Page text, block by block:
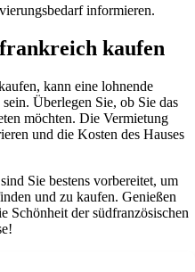
informieren.
kaufen
kann eine lohnende
Überlegen Sie, ob Sie das
möchten. Die Vermietung
und die Kosten des Hauses
Sie bestens vorbereitet, um
und zu kaufen. Genießen
Schönheit der südfranzösischen